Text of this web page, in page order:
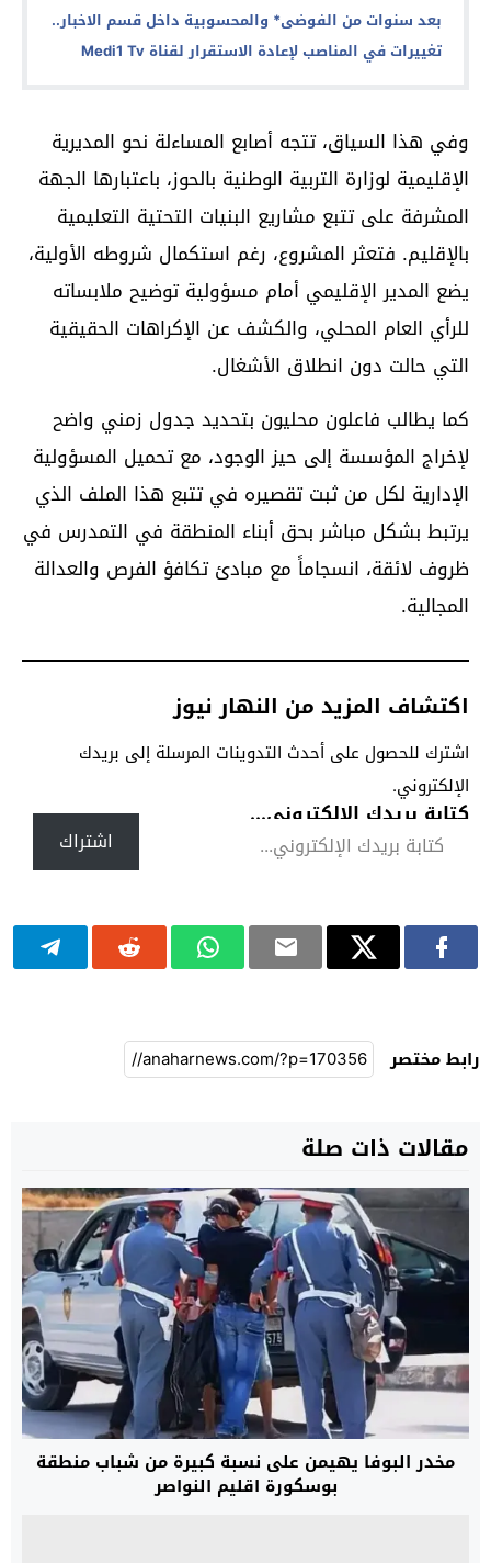
بعد سنوات من الفوضى* والمحسوبية داخل قسم الاخبار..
تغييرات في المناصب لإعادة الاستقرار لقناة Medi1 Tv
وفي هذا السياق، تتجه أصابع المساءلة نحو المديرية
الإقليمية لوزارة التربية الوطنية بالحوز، باعتبارها الجهة
المشرفة على تتبع مشاريع البنيات التحتية التعليمية
بالإقليم. فتعثر المشروع، رغم استكمال شروطه الأولية،
يضع المدير الإقليمي أمام مسؤولية توضيح ملابساته
للرأي العام المحلي، والكشف عن الإكراهات الحقيقية
التي حالت دون انطلاق الأشغال.
كما يطالب فاعلون محليون بتحديد جدول زمني واضح
لإخراج المؤسسة إلى حيز الوجود، مع تحميل المسؤولية
الإدارية لكل من ثبت تقصيره في تتبع هذا الملف الذي
يرتبط بشكل مباشر بحق أبناء المنطقة في التمدرس في
ظروف لائقة، انسجاماً مع مبادئ تكافؤ الفرص والعدالة
المجالية.
اكتشاف المزيد من النهار نيوز
اشترك للحصول على أحدث التدوينات المرسلة إلى بريدك
الإلكتروني.
كتابة بريدك الإلكتروني...
اشتراك
رابط مختصر
مقالات ذات صلة
مخدر البوفا يهيمن على نسبة كبيرة من شباب منطقة
بوسكورة اقليم النواصر